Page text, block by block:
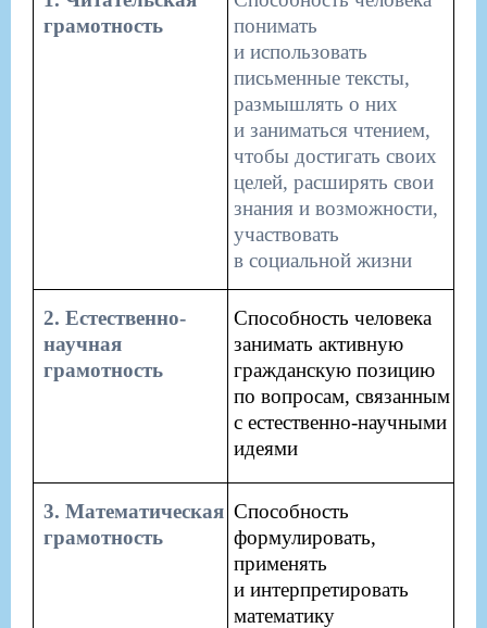
грамотность
понимать
и использовать
письменные тексты,
размышлять о них
и заниматься чтением,
чтобы достигать своих
целей, расширять свои
знания и возможности,
участвовать
в социальной жизни
​2. Естественно-
научная
грамотность​
​Способность человека
занимать активную
гражданскую позицию
по вопросам, связанным
с естественно-научными
идеями
​3. Математическая
грамотность​
​Способность
формулировать,
применять
и интерпретировать
математику